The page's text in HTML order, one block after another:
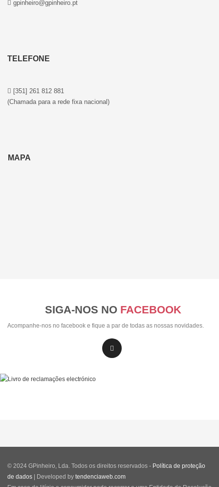
gpinheiro@gpinheiro.pt
TELEFONE
[351] 261 812 881
(Chamada para a rede fixa nacional)
MAPA
SIGA-NOS NO FACEBOOK
Acompanhe-nos no facebook e fique a par de todas as nossas novidades.
© 2024 GPinheiro, Lda. Todos os direitos reservados - Política de proteção
de dados | Developed by tendenciaweb.com